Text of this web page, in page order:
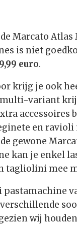
Marcato
is niet
euro.
krijg je ook
multi-variant
accessoires
en ravioli
gewone
kan je enkel
tagliolini mee
pastamachine
wij